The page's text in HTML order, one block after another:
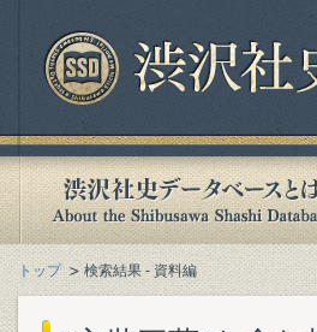
トップ 検索結果 - 資料編